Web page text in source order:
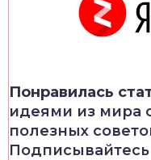
Понравилась
идеями из мира
полезных
Подписывайтесь